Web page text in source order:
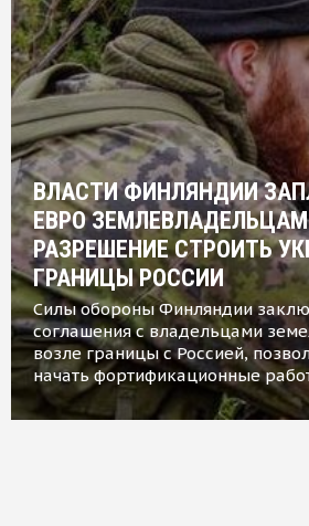
ВЛАСТИ ФИНЛЯНДИИ
ЕВРО
РАЗРЕШЕНИЕ СТРОИТЬ
ГРАНИЦЫ РОССИИ
Силы обороны Финляндии
соглашения с владельцами
возле границы с Россией,
начать фортификационные